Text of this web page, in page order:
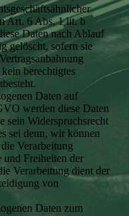
Art. 6 Abs. 1 lit. b
Daten nach Ablauf
gelöscht, sofern sie
berechtigtes
Daten auf
werden diese Daten
sein Widerspruchsrecht
sei denn, wir können
Verarbeitung
und Freiheiten der
Verarbeitung dient der
von
Daten zum